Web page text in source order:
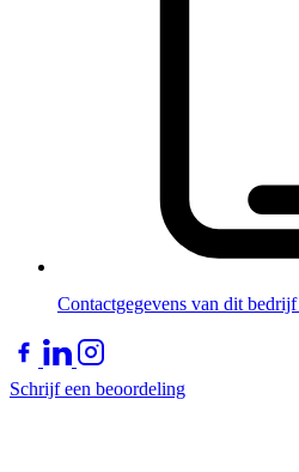
Contactgegevens van dit bedrijf
Schrijf een beoordeling